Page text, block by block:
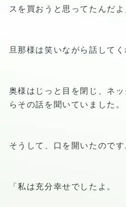
スを買おうと思ってたんだよ
旦那様は笑いながら話してく
奥様はじっと目を閉じ、ネ
らその話を聞いていました。
そうして、口を開いたのです
「私は充分幸せでしたよ。